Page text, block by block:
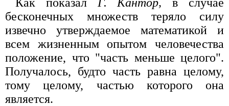
бесконечных множеств теряло силу
извечно утверждаемое математикой и
всем жизненным опытом человечества
положение, что "часть меньше целого".
Получалось, будто часть равна целому,
тому целому, частью которого она
является.